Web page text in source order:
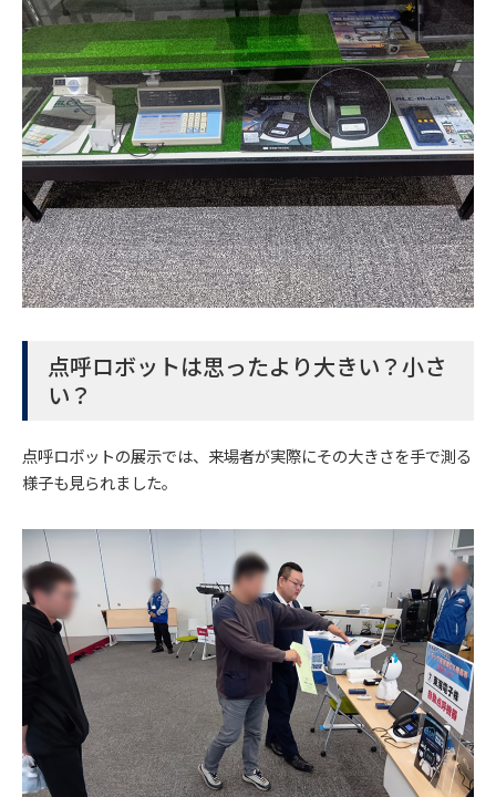
点呼ロボットは思ったより大きい？小さ
い？
点呼ロボットの展示では、来場者が実際にその大きさを手で測る
様子も見られました。